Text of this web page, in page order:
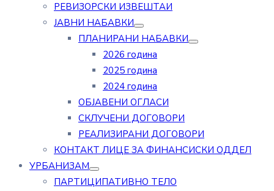
РЕВИЗОРСКИ ИЗВЕШТАИ
ЈАВНИ НАБАВКИ
ПЛАНИРАНИ НАБАВКИ
2026 година
2025 година
2024 година
ОБЈАВЕНИ ОГЛАСИ
СКЛУЧЕНИ ДОГОВОРИ
РЕАЛИЗИРАНИ ДОГОВОРИ
КОНТАКТ ЛИЦЕ ЗА ФИНАНСИСКИ ОДДЕЛ
УРБАНИЗАМ
ПАРТИЦИПАТИВНО ТЕЛО